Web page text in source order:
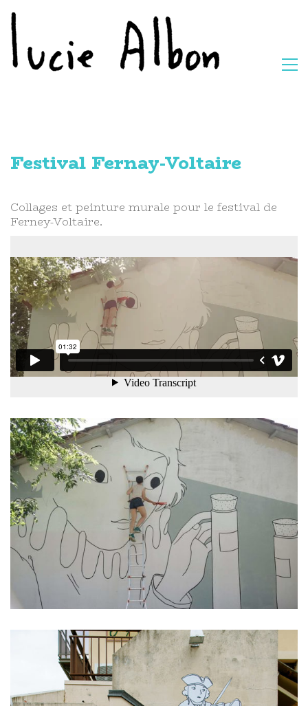
Festival Fernay-Voltaire
Collages et peinture murale pour le festival de
Ferney-Voltaire.